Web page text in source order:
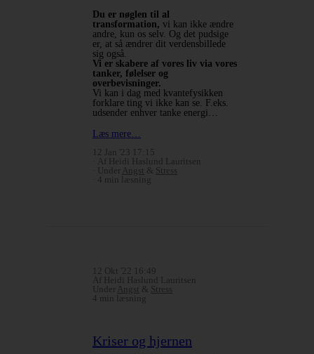
Du er nøglen til al
transformation, vi kan ikke ændre
andre, kun os selv. Og det pudsige
er, at så ændrer dit verdensbillede
sig også.
Vi er skabere af vores liv via vores
tanker, følelser og
overbevisninger.
Vi kan i dag med kvantefysikken
forklare ting vi ikke kan se. F.eks.
udsender enhver tanke energi…
Læs mere…
12 Jan '23 17:15
Af Heidi Haslund Lauritsen
Under Angst & Stress
4 min læsning
12 Okt '22 16:49
Af Heidi Haslund Lauritsen
Under Angst & Stress
4 min læsning
Kriser og hjernen